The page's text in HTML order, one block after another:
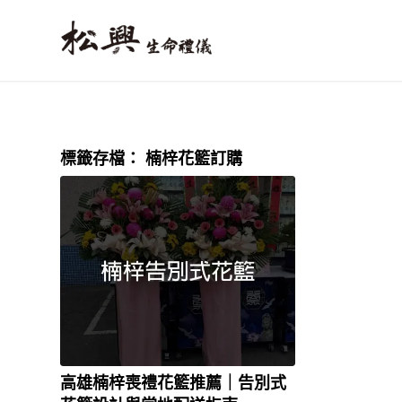
標籤存檔： 楠梓花籃訂購
高雄楠梓喪禮花籃推薦｜告別式